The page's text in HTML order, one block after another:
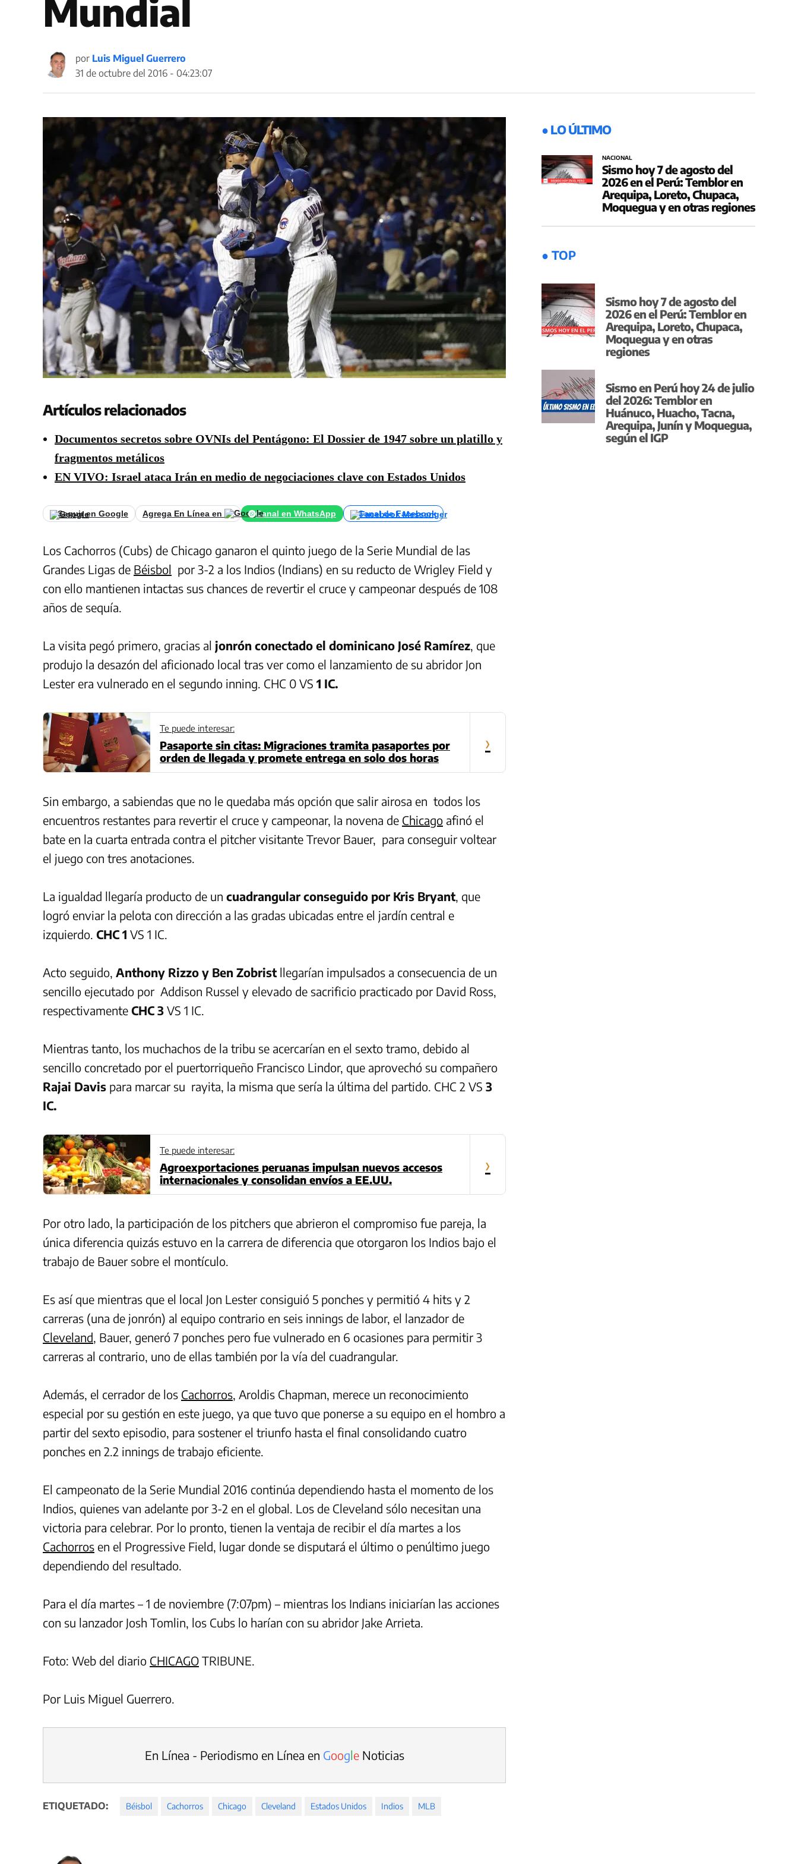
Mundial
por Luis Miguel Guerrero
31 de octubre del 2016 - 04:23:07
Artículos relacionados
Documentos secretos sobre OVNIs del Pentágono: El Dossier de 1947 sobre un platillo y
fragmentos metálicos
EN VIVO: Israel ataca Irán en medio de negociaciones clave con Estados Unidos
Seguir en Google Agrega En Línea en Canal en WhatsApp Canal de Facebook
Los Cachorros (Cubs) de Chicago ganaron el quinto juego de la Serie Mundial de las
Grandes Ligas de Béisbol por 3-2 a los Indios (Indians) en su reducto de Wrigley Field y
con ello mantienen intactas sus chances de revertir el cruce y campeonar después de 108
años de sequía.
La visita pegó primero, gracias al jonrón conectado el dominicano José Ramírez, que
produjo la desazón del aficionado local tras ver como el lanzamiento de su abridor Jon
Lester era vulnerado en el segundo inning. CHC 0 VS 1 IC.
Te puede interesar:
Pasaporte sin citas: Migraciones tramita pasaportes por
orden de llegada y promete entrega en solo dos horas
›
Sin embargo, a sabiendas que no le quedaba más opción que salir airosa en todos los
encuentros restantes para revertir el cruce y campeonar, la novena de Chicago afinó el
bate en la cuarta entrada contra el pitcher visitante Trevor Bauer, para conseguir voltear
el juego con tres anotaciones.
La igualdad llegaría producto de un cuadrangular conseguido por Kris Bryant, que
logró enviar la pelota con dirección a las gradas ubicadas entre el jardín central e
izquierdo. CHC 1 VS 1 IC.
Acto seguido, Anthony Rizzo y Ben Zobrist llegarían impulsados a consecuencia de un
sencillo ejecutado por Addison Russel y elevado de sacrificio practicado por David Ross,
respectivamente CHC 3 VS 1 IC.
Mientras tanto, los muchachos de la tribu se acercarían en el sexto tramo, debido al
sencillo concretado por el puertorriqueño Francisco Lindor, que aprovechó su compañero
Rajai Davis para marcar su rayita, la misma que sería la última del partido. CHC 2 VS 3
IC.
Te puede interesar:
Agroexportaciones peruanas impulsan nuevos accesos
internacionales y consolidan envíos a EE.UU.
›
Por otro lado, la participación de los pitchers que abrieron el compromiso fue pareja, la
única diferencia quizás estuvo en la carrera de diferencia que otorgaron los Indios bajo el
trabajo de Bauer sobre el montículo.
Es así que mientras que el local Jon Lester consiguió 5 ponches y permitió 4 hits y 2
carreras (una de jonrón) al equipo contrario en seis innings de labor, el lanzador de
Cleveland, Bauer, generó 7 ponches pero fue vulnerado en 6 ocasiones para permitir 3
carreras al contrario, uno de ellas también por la vía del cuadrangular.
Además, el cerrador de los Cachorros, Aroldis Chapman, merece un reconocimiento
especial por su gestión en este juego, ya que tuvo que ponerse a su equipo en el hombro a
partir del sexto episodio, para sostener el triunfo hasta el final consolidando cuatro
ponches en 2.2 innings de trabajo eficiente.
El campeonato de la Serie Mundial 2016 continúa dependiendo hasta el momento de los
Indios, quienes van adelante por 3-2 en el global. Los de Cleveland sólo necesitan una
victoria para celebrar. Por lo pronto, tienen la ventaja de recibir el día martes a los
Cachorros en el Progressive Field, lugar donde se disputará el último o penúltimo juego
dependiendo del resultado.
Para el día martes – 1 de noviembre (7:07pm) – mientras los Indians iniciarían las acciones
con su lanzador Josh Tomlin, los Cubs lo harían con su abridor Jake Arrieta.
Foto: Web del diario CHICAGO TRIBUNE.
Por Luis Miguel Guerrero.
En Línea - Periodismo en Línea en GoogleNoticias
ETIQUETADO: Béisbol Cachorros Chicago Cleveland Estados Unidos Indios MLB
● LO ÚLTIMO
NACIONAL
Sismo hoy 7 de agosto del
2026 en el Perú: Temblor en
Arequipa, Loreto, Chupaca,
Moquegua y en otras regiones
● TOP
Sismo hoy 7 de agosto del
2026 en el Perú: Temblor en
Arequipa, Loreto, Chupaca,
Moquegua y en otras
regiones
Sismo en Perú hoy 24 de julio
del 2026: Temblor en
Huánuco, Huacho, Tacna,
Arequipa, Junín y Moquegua,
según el IGP